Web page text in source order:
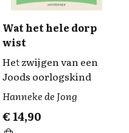
Wat het hele dorp
wist
Het zwijgen van een
Joods oorlogskind
Hanneke de Jong
€ 14,90